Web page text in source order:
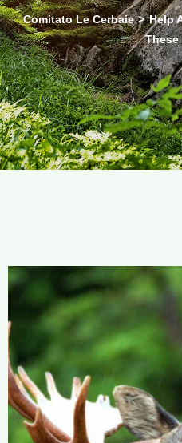
Comitato Le Cerbaie>Help
These